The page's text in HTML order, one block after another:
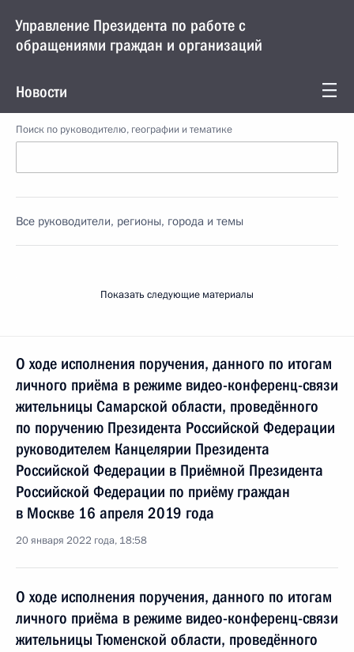
Управление Президента по работе с
обращениями граждан и организаций
Новости
Поиск по руководителю, географии и тематике
Все руководители, регионы, города и темы
Показать следующие материалы
О ходе исполнения поручения, данного по итогам
личного приёма в режиме видео-конференц-связи
жительницы Самарской области, проведённого
по поручению Президента Российской Федерации
руководителем Канцелярии Президента
Российской Федерации в Приёмной Президента
Российской Федерации по приёму граждан
в Москве 16 апреля 2019 года
20 января 2022 года, 18:58
О ходе исполнения поручения, данного по итогам
личного приёма в режиме видео-конференц-связи
жительницы Тюменской области, проведённого